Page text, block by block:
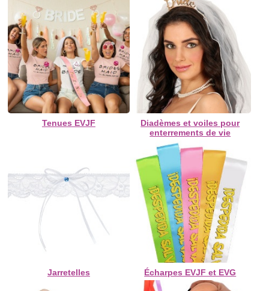
Tenues EVJF
Diadèmes et voiles pour
enterrements de vie
Jarretelles Écharpes EVJF et EVG